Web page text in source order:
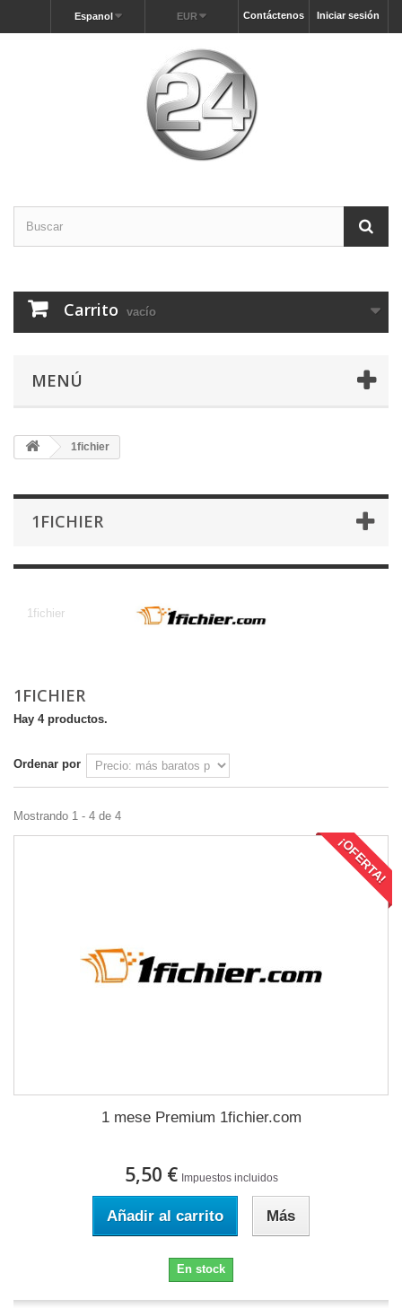
Iniciar sesión
Contáctenos
EUR
Espanol
Carrito vacío
MENÚ
1fichier
1FICHIER
1fichier
1FICHIER
Hay 4 productos.
Ordenar por
Mostrando 1 - 4 de 4
¡OFERTA!
1 mese Premium 1fichier.com
5,50 € Impuestos incluidos
Añadir al carrito Más
En stock